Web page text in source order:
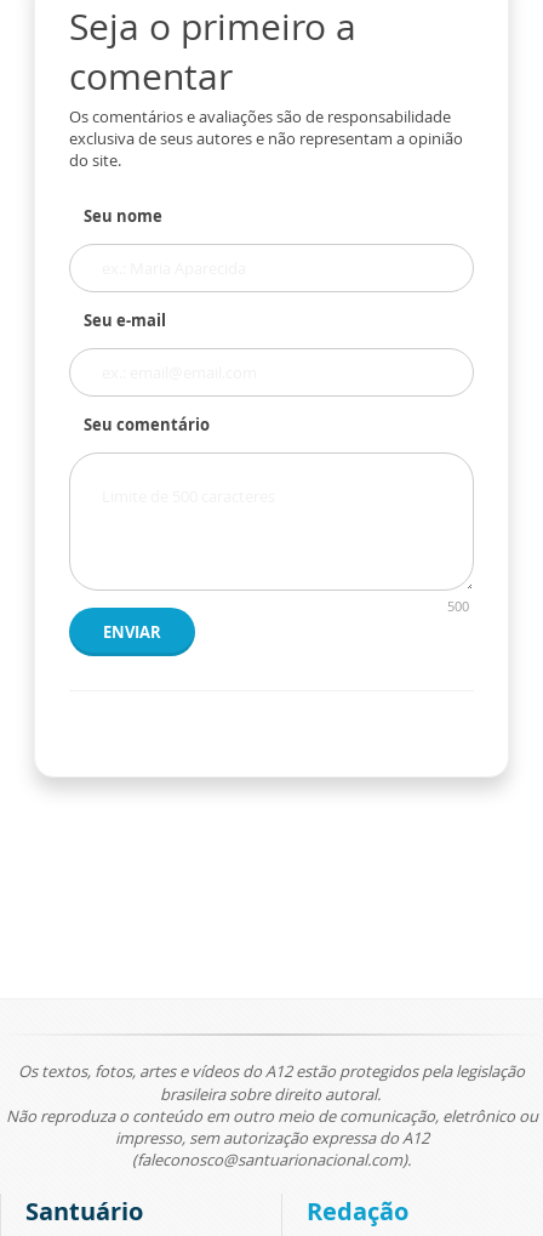
Seja o primeiro a
comentar
Os comentários e avaliações são de responsabilidade
exclusiva de seus autores e não representam a opinião
do site.
Seu nome
Seu e-mail
Seu comentário
500
ENVIAR
Os textos, fotos, artes e vídeos do A12 estão protegidos pela legislação
brasileira sobre direito autoral.
Não reproduza o conteúdo em outro meio de comunicação, eletrônico ou
impresso, sem autorização expressa do A12
(faleconosco@santuarionacional.com).
Santuário Redação